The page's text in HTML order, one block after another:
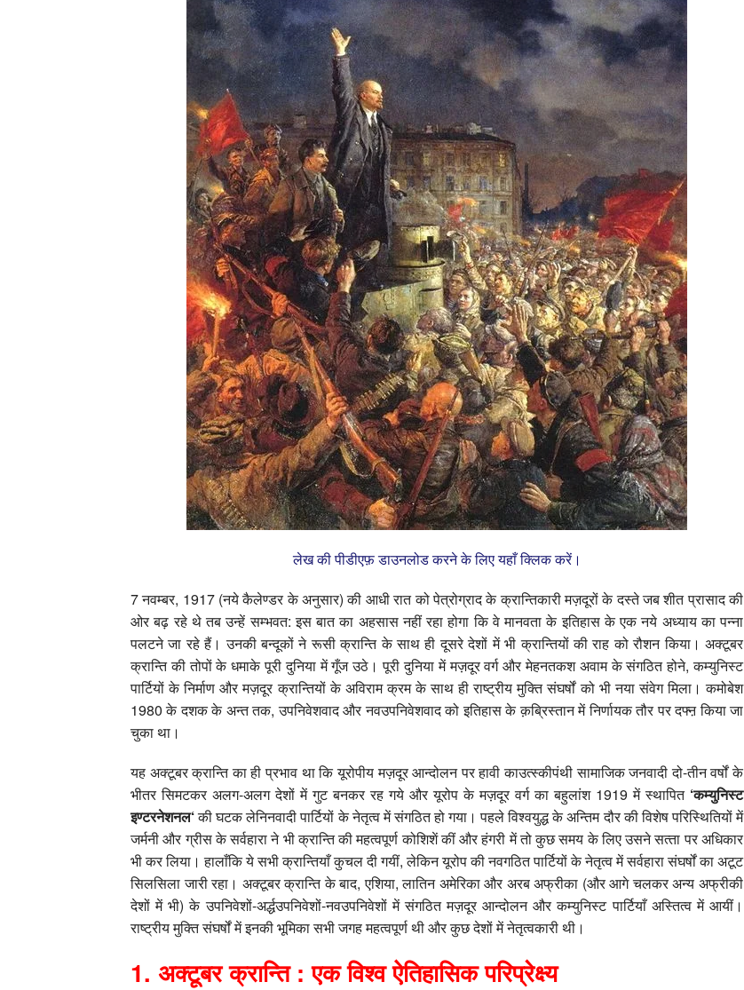
लेख की पीडीएफ़ डाउनलोड करने के लिए यहाँ क्लिक करें।
7 नवम्‍बर, 1917 (नये कैलेण्‍डर के अनुसार) की आधी रात को पेत्रोग्राद के क्रान्तिकारी मज़दूरों के दस्‍ते जब शीत प्रासाद की
ओर बढ़ रहे थे तब उन्‍हें सम्‍भवत: इस बात का अहसास नहीं रहा होगा कि वे मानवता के इतिहास के एक नये अध्‍याय का पन्‍ना
पलटने जा रहे हैं। उनकी बन्‍दूकों ने रूसी क्रान्ति के साथ ही दूसरे देशों में भी क्रान्तियों की राह को रौशन किया। अक्‍टूबर
क्रान्ति की तोपों के धमाके पूरी दुनिया में गूँज उठे। पूरी दुनिया में मज़दूर वर्ग और मेहनतकश अवाम के संगठित होने, कम्‍युनिस्‍ट
पार्टियों के निर्माण और मज़दूर क्रान्तियों के अविराम क्रम के साथ ही राष्‍ट्रीय मुक्ति संघर्षों को भी नया संवेग मिला। कमोबेश
1980 के दशक के अन्‍त तक, उपनिवेशवाद और नवउपनिवेशवाद को इतिहास के क़ब्रिस्‍तान में निर्णायक तौर पर दफ्ऩ किया जा
चुका था।
यह अक्‍टूबर क्रान्ति का ही प्रभाव था कि यूरोपीय मज़दूर आन्‍दोलन पर हावी काउत्‍स्‍कीपंथी सामाजिक जनवादी दो-तीन वर्षों के
भीतर सिमटकर अलग-अलग देशों में गुट बनकर रह गये और यूरोप के मज़दूर वर्ग का बहुलांश 1919 में स्‍थापित ‘कम्‍युनिस्‍ट
इण्‍टरनेशनल‘की घटक लेनिनवादी पार्टियों के नेतृत्‍व में संगठित हो गया। पहले विश्‍वयुद्ध के अन्तिम दौर की विशेष परिस्थितियों में
जर्मनी और ग्रीस के सर्वहारा ने भी क्रान्ति की महत्‍वपूर्ण कोशिशें कीं और हंगरी में तो कुछ समय के लिए उसने सत्‍ता पर अधिकार
भी कर लिया। हालाँकि ये सभी क्रान्तियाँ कुचल दी गयीं, लेकिन यूरोप की नवगठित पार्टियों के नेतृत्‍व में सर्वहारा संघर्षों का अटूट
सिलसिला जारी रहा। अक्‍टूबर क्रान्ति के बाद, एशिया, लातिन अमेरिका और अरब अफ्रीका (और आगे चलकर अन्‍य अफ्रीकी
देशों में भी) के उपनिवेशों-अर्द्धउपनिवेशों-नवउपनिवेशों में संगठित मज़दूर आन्‍दोलन और कम्‍युनिस्‍ट पार्टियाँ अस्तित्‍व में आयीं।
राष्‍ट्रीय मुक्ति संघर्षों में इनकी भूमिका सभी जगह महत्‍वपूर्ण थी और कुछ देशों में नेतृत्‍वकारी थी।
1. अक्‍टूबर क्रान्ति : एक विश्‍व ऐतिहासिक परिप्रेक्ष्‍य